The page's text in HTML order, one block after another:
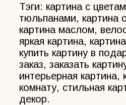
Тэги: картина с
тюльпанами, картина
картина маслом,
яркая картина,
купить картину в
заказ, заказать
интерьерная картина,
комнату, стильная
декор.